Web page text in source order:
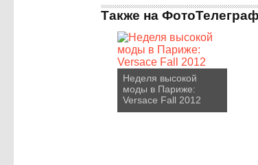
Также на
Неделя высокой
моды в Париже:
Versace Fall 2012